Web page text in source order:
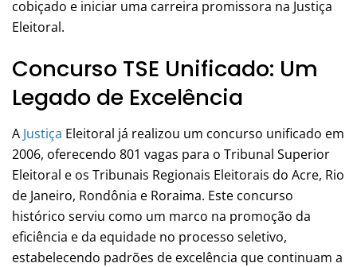
cobiçado e iniciar uma carreira promissora na Justiça
Eleitoral.
Concurso TSE Unificado: Um
Legado de Excelência
A Justiça Eleitoral já realizou um concurso unificado em
2006, oferecendo 801 vagas para o Tribunal Superior
Eleitoral e os Tribunais Regionais Eleitorais do Acre, Rio
de Janeiro, Rondônia e Roraima. Este concurso
histórico serviu como um marco na promoção da
eficiência e da equidade no processo seletivo,
estabelecendo padrões de excelência que continuam a